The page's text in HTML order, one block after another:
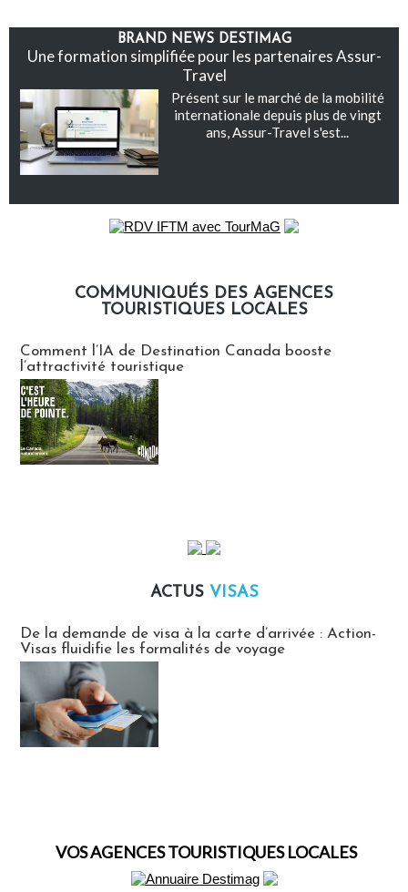
BRAND NEWS DESTIMAG
Une formation simplifiée pour les partenaires Assur-
Travel
Présent sur le marché de la mobilité
internationale depuis plus de vingt
ans, Assur-Travel s'est...
COMMUNIQUÉS DES AGENCES
TOURISTIQUES LOCALES
Comment l’IA de Destination Canada booste
l’attractivité touristique
ACTUS VISAS
De la demande de visa à la carte d’arrivée : Action-
Visas fluidifie les formalités de voyage
VOS AGENCES TOURISTIQUES LOCALES